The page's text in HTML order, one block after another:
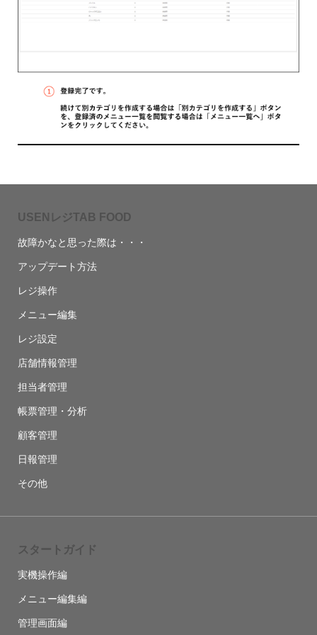
USENレジTAB FOOD
故障かなと思った際は・・・
アップデート方法
レジ操作
メニュー編集
レジ設定
店舗情報管理
担当者管理
帳票管理・分析
顧客管理
日報管理
その他
スタートガイド
実機操作編
メニュー編集編
管理画面編